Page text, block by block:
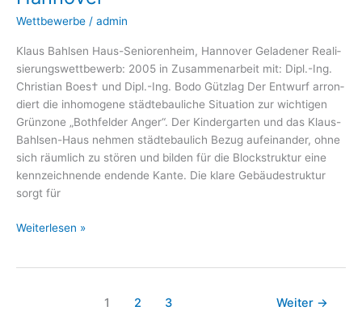
Wettbewerbe / admin
Klaus Bahl­sen Haus-Senio­ren­heim, Han­no­ver Gela­de­ner Rea­li­
sie­rungs­wett­be­werb: 2005 in Zusam­men­ar­beit mit: Dipl.-Ing.
Chris­ti­an Boes† und Dipl.-Ing. Bodo Gütz­lag Der Ent­wurf arron­
diert die inho­mo­ge­ne städ­te­bau­li­che Situa­ti­on zur wich­ti­gen
Grün­zo­ne „Both­fel­der Anger“. Der Kin­der­gar­ten und das Klaus-
Bahl­­sen-Haus neh­men städ­te­bau­lich Bezug auf­ein­an­der, ohne
sich räum­lich zu stö­ren und bil­den für die Block­struk­tur eine
kenn­zeich­nen­de enden­de Kan­te. Die kla­re Gebäu­de­struk­tur
sorgt für
Hannover
Weiterlesen »
1 2 3 Weiter →